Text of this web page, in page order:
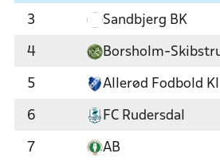
3 Sandbjerg BK
4 Borsholm-
5 Allerød Fodbold
6 FC Rudersdal
7 AB